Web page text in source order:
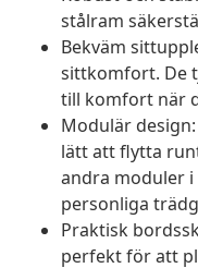
stålram
Bekväm
sittkomfort. De
till komfort när
Modulär
lätt att flytta
andra moduler
personliga
Praktisk
perfekt för att